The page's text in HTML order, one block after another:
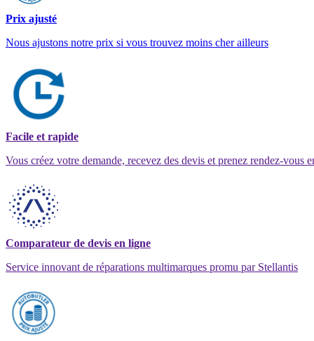
Prix ajusté
Nous ajustons notre prix si vous trouvez moins cher ailleurs
Facile et rapide
Vous créez votre demande, recevez des devis et prenez rendez-vous
Comparateur de devis en ligne
Service innovant de réparations multimarques promu par Stellantis